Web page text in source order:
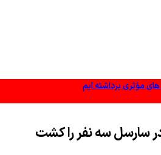
مؤثری برداشته ایم
سارسل سه نفر را كشت